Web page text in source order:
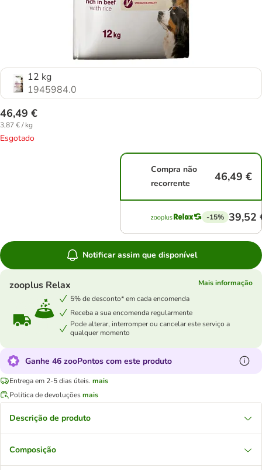
12 kg
1945984.0
46,49 €
3,87 € / kg
Esgotado
Compra não
recorrente
46,49 €
-15% 39,52
Notificar assim que disponível
zooplus Relax
Mais informação
5% de desconto* em cada encomenda
Receba a sua encomenda regularmente
Pode alterar, interromper ou cancelar este serviço a
qualquer momento
Ganhe 46 zooPontos com este produto
Entrega em 2-5 dias úteis. mais
Política de devoluçõesmais
Descrição de produto
Composição